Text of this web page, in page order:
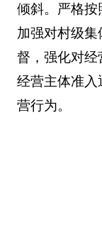
倾斜。严格按
加强对村级
督，强化对经
经营主体准
营行为。